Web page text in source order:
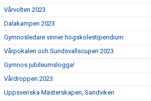
Vårvolten 2023
Dalakampen 2023
Gymnosledare vinner högskolestipendium
Vårpokalen och Sundsvallscupen 2023
Gymnos jubileumslogga!
Vårdroppen 2023
Uppsvenska Mästerskapen, Sandviken